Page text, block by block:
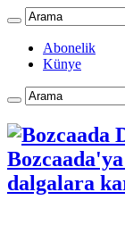
Abonelik
Künye
dalgalara